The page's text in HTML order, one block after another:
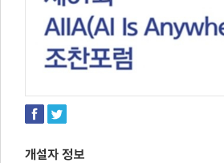
개설자 정보